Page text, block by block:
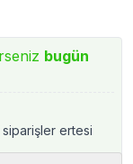
bugün
ertesi